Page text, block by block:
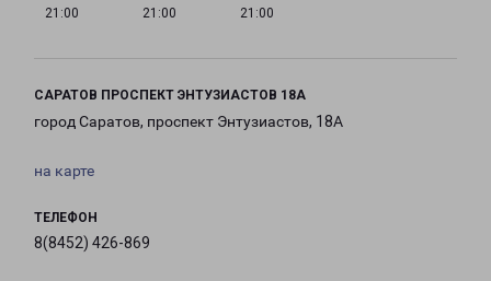
21:00
21:00
21:00
САРАТОВ ПРОСПЕКТ ЭНТУЗИАСТОВ 18А
город Саратов, проспект Энтузиастов, 18А
на карте
ТЕЛЕФОН
8(8452) 426-869